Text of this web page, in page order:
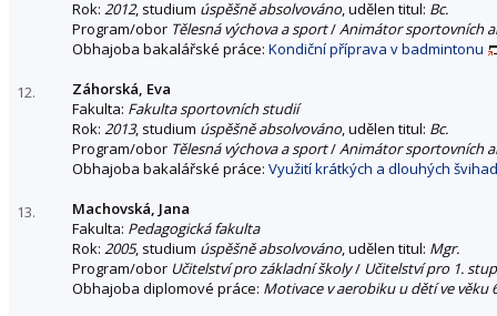
Rok: 2012, studium úspěšně absolvováno, udělen titul: Bc.
Program/obor Tělesná výchova a sport/Animátor sportovních
Obhajoba bakalářské práce: Kondiční příprava v badmintonu
12.
Záhorská, Eva
Fakulta: Fakulta sportovních studií
Rok: 2013, studium úspěšně absolvováno, udělen titul: Bc.
Program/obor Tělesná výchova a sport/Animátor sportovních
Obhajoba bakalářské práce: Využití krátkých a dlouhých
13.
Machovská, Jana
Fakulta: Pedagogická fakulta
Rok: 2005, studium úspěšně absolvováno, udělen titul: Mgr.
Program/obor Učitelství pro základní školy/ Učitelství pro 1.
Obhajoba diplomové práce: Motivace v aerobiku u dětí ve věku